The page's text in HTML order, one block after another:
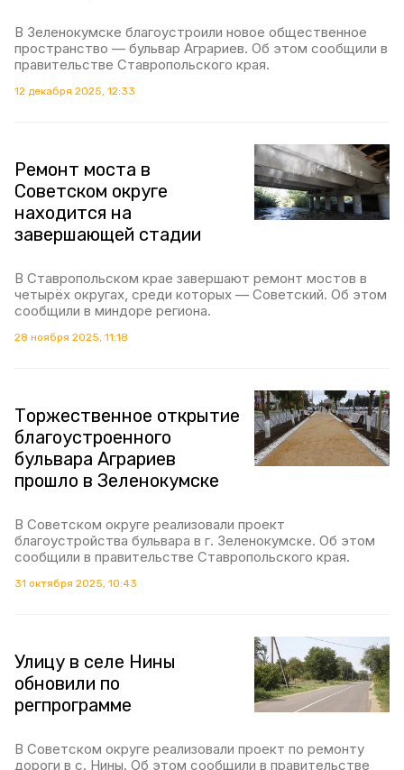
В Зеленокумске благоустроили новое общественное
пространство — бульвар Аграриев. Об этом сообщили в
правительстве Ставропольского края.
12 декабря 2025, 12:33
Ремонт моста в
Советском округе
находится на
завершающей стадии
В Ставропольском крае завершают ремонт мостов в
четырёх округах, среди которых — Советский. Об этом
сообщили в миндоре региона.
28 ноября 2025, 11:18
Торжественное открытие
благоустроенного
бульвара Аграриев
прошло в Зеленокумске
В Советском округе реализовали проект
благоустройства бульвара в г. Зеленокумске. Об этом
сообщили в правительстве Ставропольского края.
31 октября 2025, 10:43
Улицу в селе Нины
обновили по
регпрограмме
В Советском округе реализовали проект по ремонту
дороги в с. Нины. Об этом сообщили в правительстве